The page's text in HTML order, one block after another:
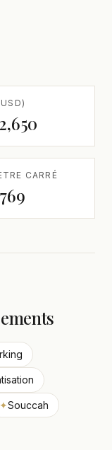
CARRÉ
✦Souccah